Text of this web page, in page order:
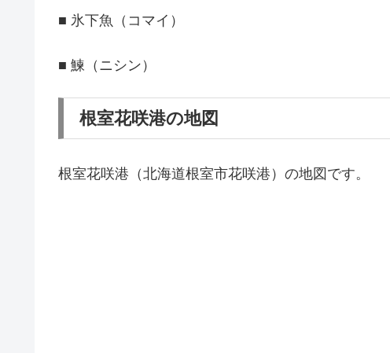
■ 氷下魚（コマイ）
■ 鰊（ニシン）
根室花咲港の地図
根室花咲港（北海道根室市花咲港）の地図です。